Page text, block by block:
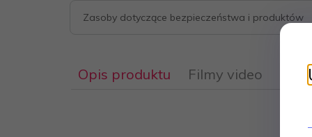
Zasoby dotyczące bezpieczeństwa i produktów
Opis produktu Filmy video